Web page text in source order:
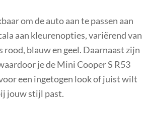
om de auto aan te passen aan
aan kleurenopties, variërend van
blauw en geel. Daarnaast zijn
je de Mini Cooper S R53
een ingetogen look of juist wilt
jouw stijl past.